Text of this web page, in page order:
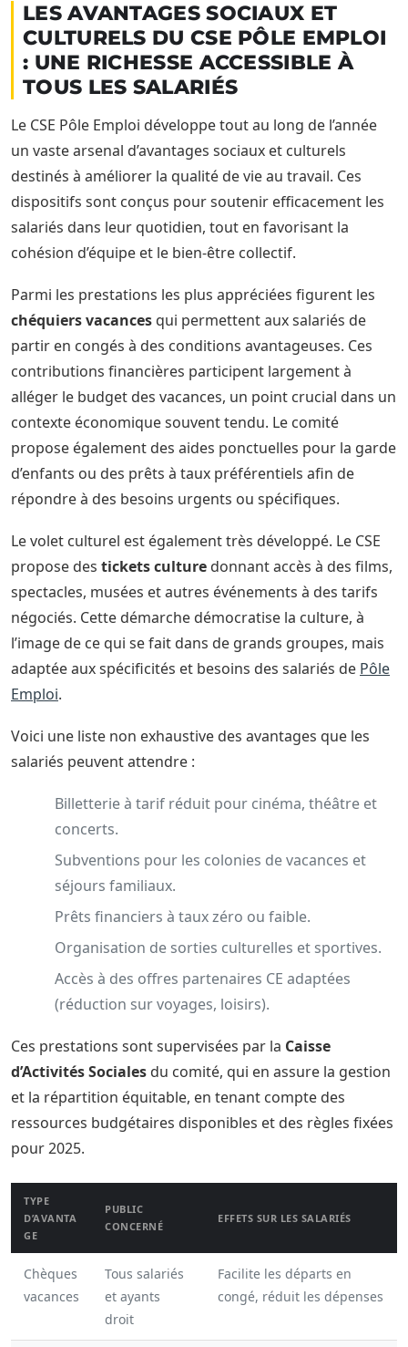
LES AVANTAGES SOCIAUX ET
CULTURELS DU CSE PÔLE EMPLOI
: UNE RICHESSE ACCESSIBLE À
TOUS LES SALARIÉS
Le CSE Pôle Emploi développe tout au long de l’année
un vaste arsenal d’avantages sociaux et culturels
destinés à améliorer la qualité de vie au travail. Ces
dispositifs sont conçus pour soutenir efficacement les
salariés dans leur quotidien, tout en favorisant la
cohésion d’équipe et le bien-être collectif.
Parmi les prestations les plus appréciées figurent les
chéquiers vacances qui permettent aux salariés de
partir en congés à des conditions avantageuses. Ces
contributions financières participent largement à
alléger le budget des vacances, un point crucial dans un
contexte économique souvent tendu. Le comité
propose également des aides ponctuelles pour la garde
d’enfants ou des prêts à taux préférentiels afin de
répondre à des besoins urgents ou spécifiques.
Le volet culturel est également très développé. Le CSE
propose des tickets culture donnant accès à des films,
spectacles, musées et autres événements à des tarifs
négociés. Cette démarche démocratise la culture, à
l’image de ce qui se fait dans de grands groupes, mais
adaptée aux spécificités et besoins des salariés de Pôle
Emploi.
Voici une liste non exhaustive des avantages que les
salariés peuvent attendre :
Billetterie à tarif réduit pour cinéma, théâtre et
concerts.
Subventions pour les colonies de vacances et
séjours familiaux.
Prêts financiers à taux zéro ou faible.
Organisation de sorties culturelles et sportives.
Accès à des offres partenaires CE adaptées
(réduction sur voyages, loisirs).
Ces prestations sont supervisées par la Caisse
d’Activités Sociales du comité, qui en assure la gestion
et la répartition équitable, en tenant compte des
ressources budgétaires disponibles et des règles fixées
pour 2025.
TYPE
D’AVANTA
GE
PUBLIC
CONCERNÉ
EFFETS SUR LES SALARIÉS
Chèques
vacances
Tous salariés
et ayants
droit
Facilite les départs en
congé, réduit les dépenses